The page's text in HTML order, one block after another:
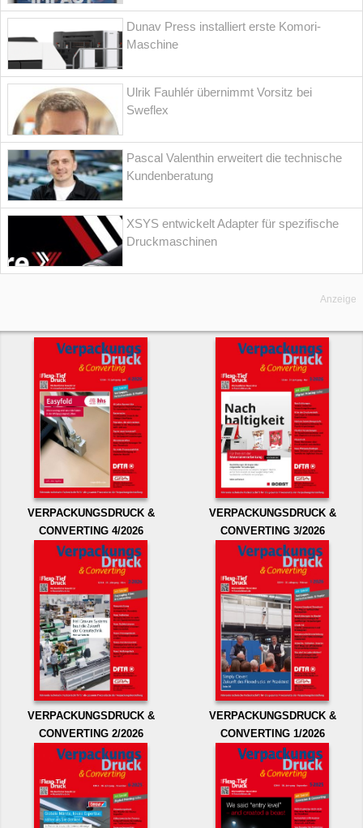
Dunav Press installiert erste Komori-
Maschine
Ulrik Fauhlér übernimmt Vorsitz bei
Sweflex
Pascal Valenthin erweitert die technische
Kundenberatung
XSYS entwickelt Adapter für spezifische
Druckmaschinen
Anzeige
VERPACKUNGSDRUCK &
CONVERTING 4/2026
VERPACKUNGSDRUCK &
CONVERTING 3/2026
VERPACKUNGSDRUCK &
CONVERTING 2/2026
VERPACKUNGSDRUCK &
CONVERTING 1/2026